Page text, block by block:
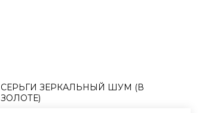
СЕРЬГИ ЗЕРКАЛЬНЫЙ ШУМ (В
ЗОЛОТЕ)